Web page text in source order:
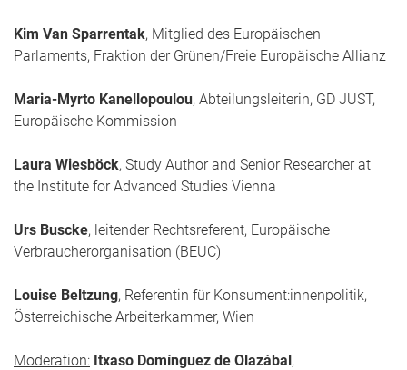
Kim Van Sparrentak, Mitglied des Europäischen
Parlaments, Fraktion der Grünen/Freie Europäische Allianz
Maria-Myrto Kanellopoulou, Abteilungsleiterin, GD JUST,
Europäische Kommission
Laura Wiesböck, Study Author and Senior Researcher at
the Institute for Advanced Studies Vienna
Urs Buscke, leitender Rechtsreferent, Europäische
Verbraucherorganisation (BEUC)
Louise Beltzung, Referentin für Konsument:innenpolitik,
Österreichische Arbeiterkammer, Wien
Moderation: Itxaso Domínguez de Olazábal,